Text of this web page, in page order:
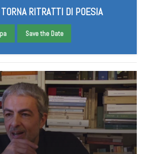
RITRATTI DI POESIA
Save the Date